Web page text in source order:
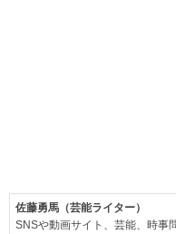
佐藤勇馬（芸能ライター）
SNSや動画サイト、芸能、時事